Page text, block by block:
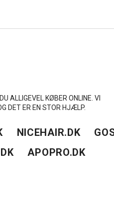
ALLIGEVEL KØBER ONLINE. VI
DET ER EN STOR HJÆLP.
NICEHAIR.DK
APOPRO.DK